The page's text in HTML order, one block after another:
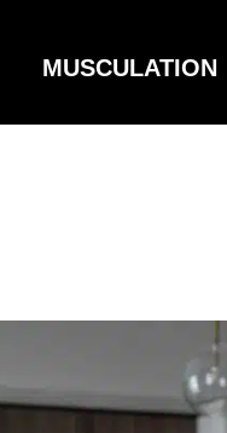
MUSCULATION